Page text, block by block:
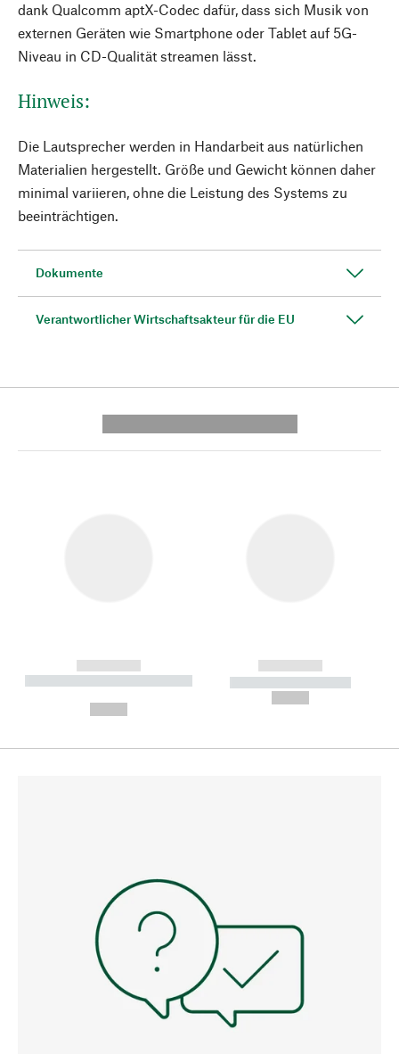
dank Qualcomm aptX-Codec dafür, dass sich Musik von
externen Geräten wie Smartphone oder Tablet auf 5G-
Niveau in CD-Qualität streamen lässt.
Hinweis:
Die Lautsprecher werden in Handarbeit aus natürlichen
Materialien hergestellt. Größe und Gewicht können daher
minimal variieren, ohne die Leistung des Systems zu
beeinträchtigen.
Dokumente
Verantwortlicher Wirtschaftsakteur für die EU
------------
----------- ----------- --------
------------
----------- -----------